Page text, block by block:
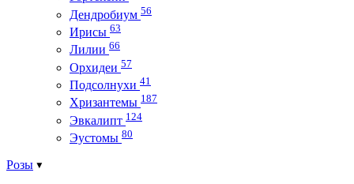
Дендробиум 56
Ирисы 63
Лилии 66
Орхидеи 57
Подсолнухи 41
Хризантемы 187
Эвкалипт 124
Эустомы 80
Розы